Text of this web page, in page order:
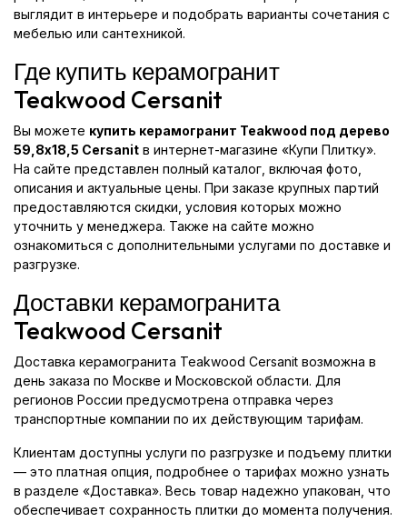
выглядит в интерьере и подобрать варианты сочетания с
мебелью или сантехникой.
Где купить керамогранит
Teakwood Cersanit
Вы можете купить керамогранит Teakwood под дерево
59,8x18,5 Cersanit в интернет-магазине «Купи Плитку».
На сайте представлен полный каталог, включая фото,
описания и актуальные цены. При заказе крупных партий
предоставляются скидки, условия которых можно
уточнить у менеджера. Также на сайте можно
ознакомиться с дополнительными услугами по доставке и
разгрузке.
Доставки керамогранита
Teakwood Cersanit
Доставка керамогранита Teakwood Cersanit возможна в
день заказа по Москве и Московской области. Для
регионов России предусмотрена отправка через
транспортные компании по их действующим тарифам.
Клиентам доступны услуги по разгрузке и подъему плитки
— это платная опция, подробнее о тарифах можно узнать
в разделе «Доставка». Весь товар надежно упакован, что
обеспечивает сохранность плитки до момента получения.